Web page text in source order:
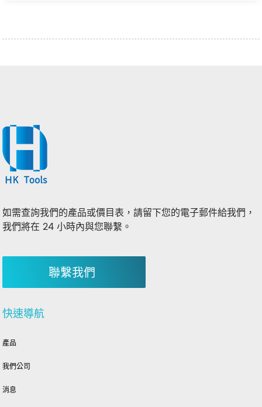
如需查詢我們的產品或價目表，請留下您的電子郵件給我們，
我們將在 24 小時內與您聯繫。
聯繫我們
快速導航
產品
我們公司
消息